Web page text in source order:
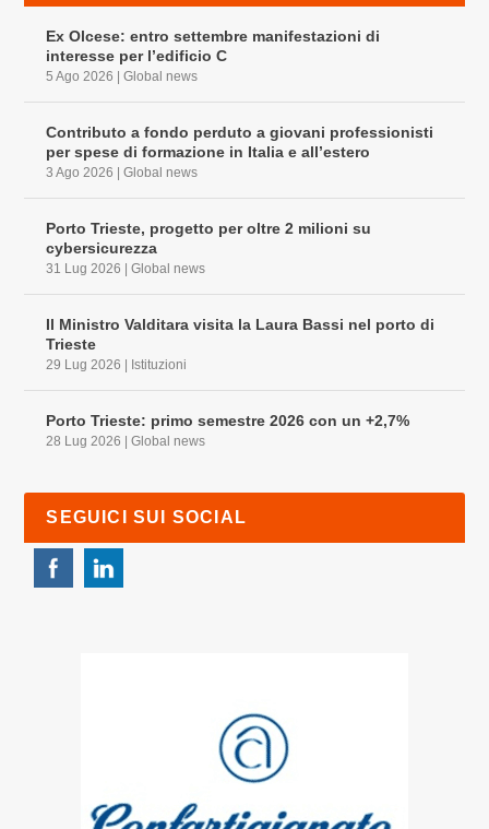
Ex Olcese: entro settembre manifestazioni di
interesse per l’edificio C
5 Ago 2026 |Global news
Contributo a fondo perduto a giovani professionisti
per spese di formazione in Italia e all’estero
3 Ago 2026 |Global news
Porto Trieste, progetto per oltre 2 milioni su
cybersicurezza
31 Lug 2026 |Global news
Il Ministro Valditara visita la Laura Bassi nel porto di
Trieste
29 Lug 2026 Istituzioni
Porto Trieste: primo semestre 2026 con un +2,7%
28 Lug 2026 |Global news
SEGUICI SUI SOCIAL